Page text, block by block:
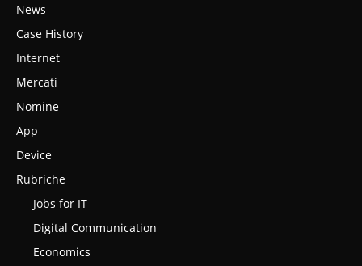
News
Case History
Internet
Mercati
Nomine
App
Device
Rubriche
Jobs for IT
Digital Communication
Economics